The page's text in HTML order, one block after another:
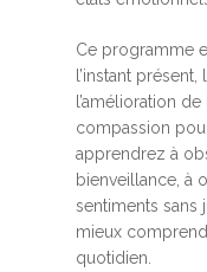
Ce programme
l’instant
l’amélioration
compassion
apprendrez à
bienveillance, à
sentiments sans
mieux
quotidien.